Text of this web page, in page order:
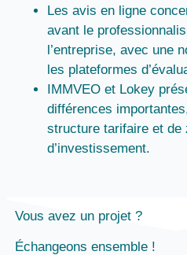
Les avis en ligne
avant le
l’entreprise, avec une
les plateformes
IMMVEO et Lokey
différences
structure tarifaire et de
d’investissement.
Vous avez un projet ?
Échangeons ensemble !